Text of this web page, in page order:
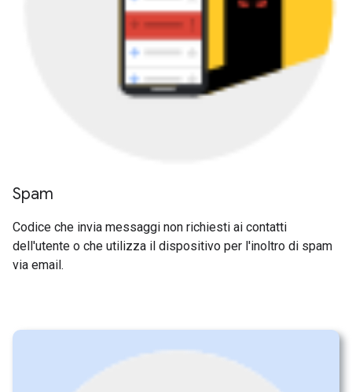
Spam
Codice che invia messaggi non richiesti ai contatti
dell'utente o che utilizza il dispositivo per l'inoltro di spam
via email.